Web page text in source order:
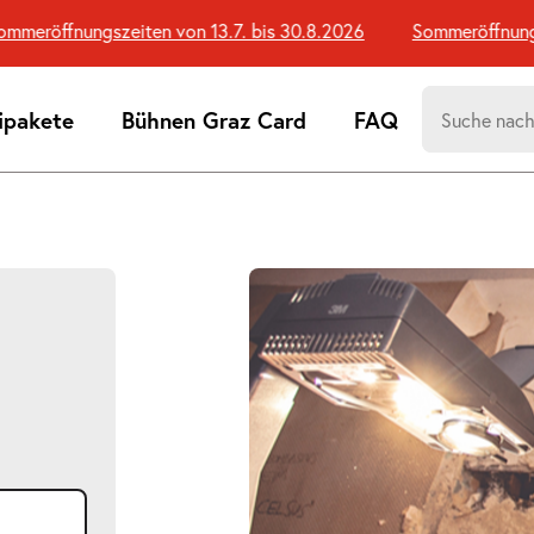
von 13.7. bis 30.8.2026
Bühnen Graz Card FAQ
nach: